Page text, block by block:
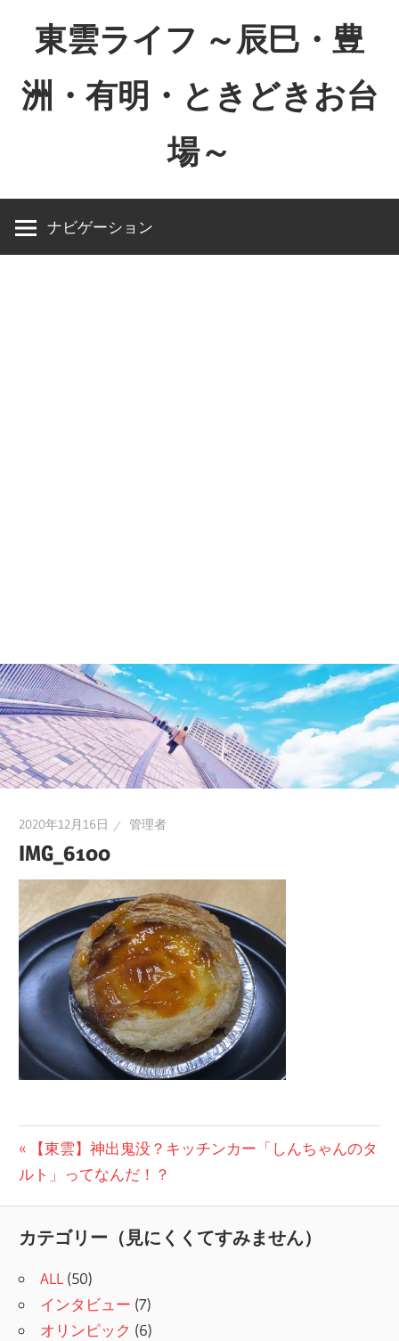
東雲ライフ ～辰巳・豊
洲・有明・ときどきお台
場～
ラ
～
ナビゲーション
2020年12月16日 管理者
IMG_6100
投
稿
ビ
ゲ
ー
前
の
【東雲】神出鬼没？キッチンカー「しんちゃんのタ
ルト」ってなんだ！？
カテゴリー（見にくくてすみません）
ALL (50)
インタビュー (7)
オリンピック (6)